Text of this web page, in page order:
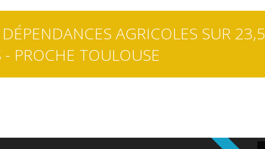
AGRICOLES SUR 23,5
- PROCHE TOULOUSE